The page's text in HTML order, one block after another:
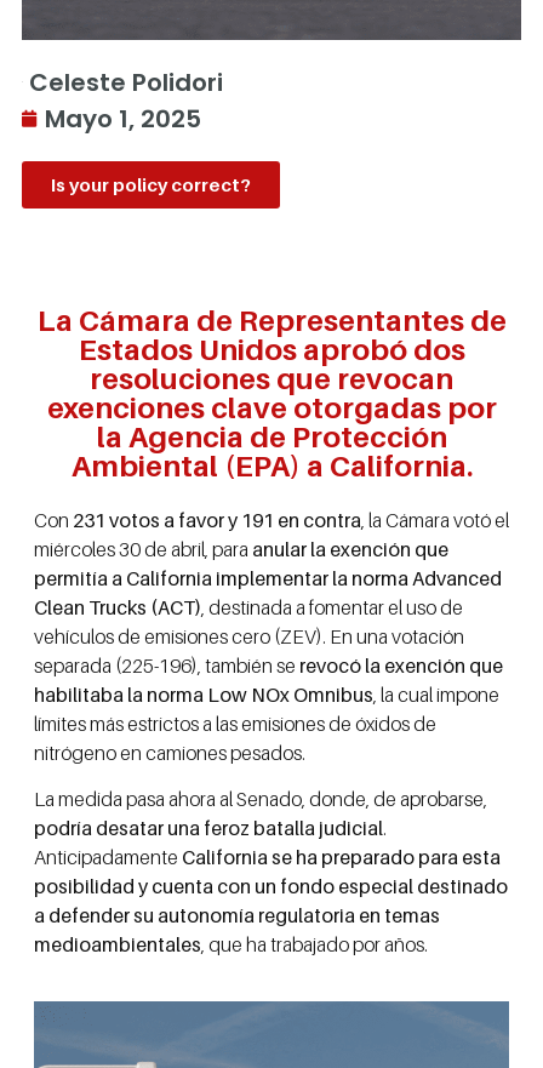
Celeste Polidori
Mayo 1, 2025
Is your policy correct?
La Cámara de Representantes de
Estados Unidos aprobó dos
resoluciones que revocan
exenciones clave otorgadas por
la Agencia de Protección
Ambiental (EPA) a California.
Con 231 votos a favor y 191 en contra , la Cámara votó el
miércoles 30 de abril, para anular la exención que
permitía a California implementar la norma Advanced
Clean Trucks (ACT) , destinada a fomentar el uso de
vehículos de emisiones cero (ZEV). En una votación
separada (225-196), también se revocó la exención que
habilitaba la norma Low NOx Omnibus , la cual impone
límites más estrictos a las emisiones de óxidos de
nitrógeno en camiones pesados.
La medida pasa ahora al Senado, donde, de aprobarse,
podría desatar una feroz batalla judicial.
Anticipadamente California se ha preparado para esta
posibilidad y cuenta con un fondo especial destinado
a defender su autonomía regulatoria en temas
medioambientales, que ha trabajado por años.